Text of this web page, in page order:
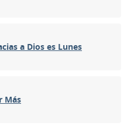
a Dios es Lunes
Más